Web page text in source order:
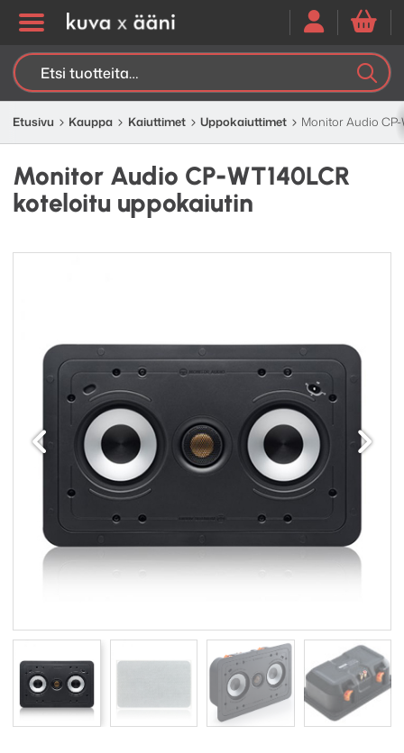
Etsi:
Etusivu Kauppa Kaiuttimet Uppokaiuttimet Monitor Audio
Monitor Audio CP-WT140LCR
koteloitu uppokaiutin
Edellinen